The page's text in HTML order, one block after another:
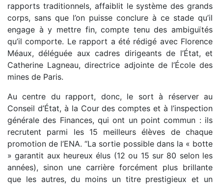
rapports traditionnels, affaiblit le système des grands
corps, sans que l’on puisse conclure à ce stade qu’il
engage à y mettre fin, compte tenu des ambiguïtés
qu’il comporte. Le rapport a été rédigé avec Florence
Méaux, déléguée aux cadres dirigeants de l’État, et
Catherine Lagneau, directrice adjointe de l’École des
mines de Paris.
Au centre du rapport, donc, le sort à réserver au
Conseil d’État, à la Cour des comptes et à l’inspection
générale des Finances, qui ont un point commun : ils
recrutent parmi les 15 meilleurs élèves de chaque
promotion de l’ENA. “La sortie possible dans la « botte
» garantit aux heureux élus (12 ou 15 sur 80 selon les
années), sinon une carrière forcément plus brillante
que les autres, du moins un titre prestigieux et un